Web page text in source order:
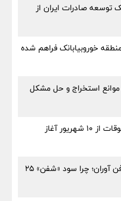
بانک توسعه صادرات ایران از
خوروبیابانک فراهم شده
استخراج و حل مشکل
خبر مهم برای بازنشستگان؛ واریز معوقات از ۱۰ شهریور آغاز
افت ۳۶ درصدی فروش پتروشیمی فن آوران؛ چرا سود «شفن» ۲۵